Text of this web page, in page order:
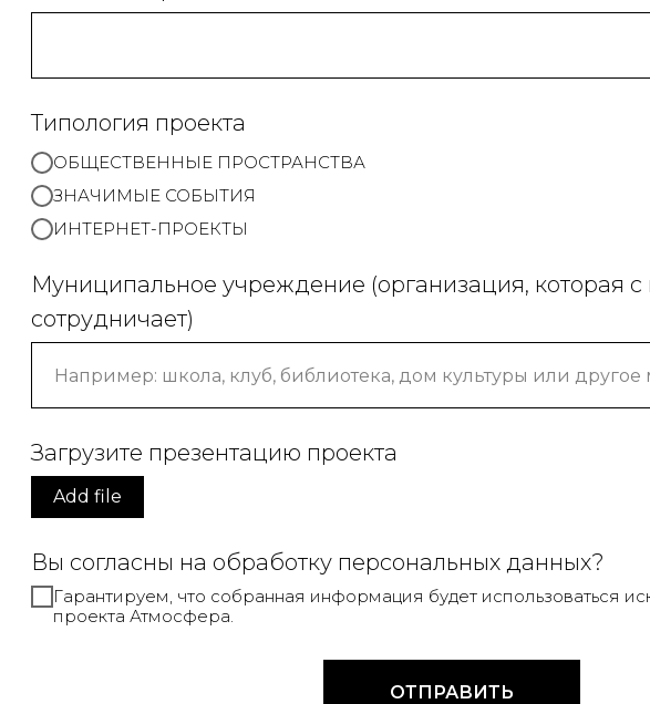
Типология проекта
ОБЩЕСТВЕННЫЕ ПРОСТРАНСТВА
ЗНАЧИМЫЕ СОБЫТИЯ
ИНТЕРНЕТ-ПРОЕКТЫ
Муниципальное учреждение (организация, которая с
сотрудничает)
Загрузите презентацию проекта
Add file
Вы согласны на обработку персональных данных?
Гарантируем, что собранная информация будет использоваться
проекта Атмосфера.
ОТПРАВИТЬ